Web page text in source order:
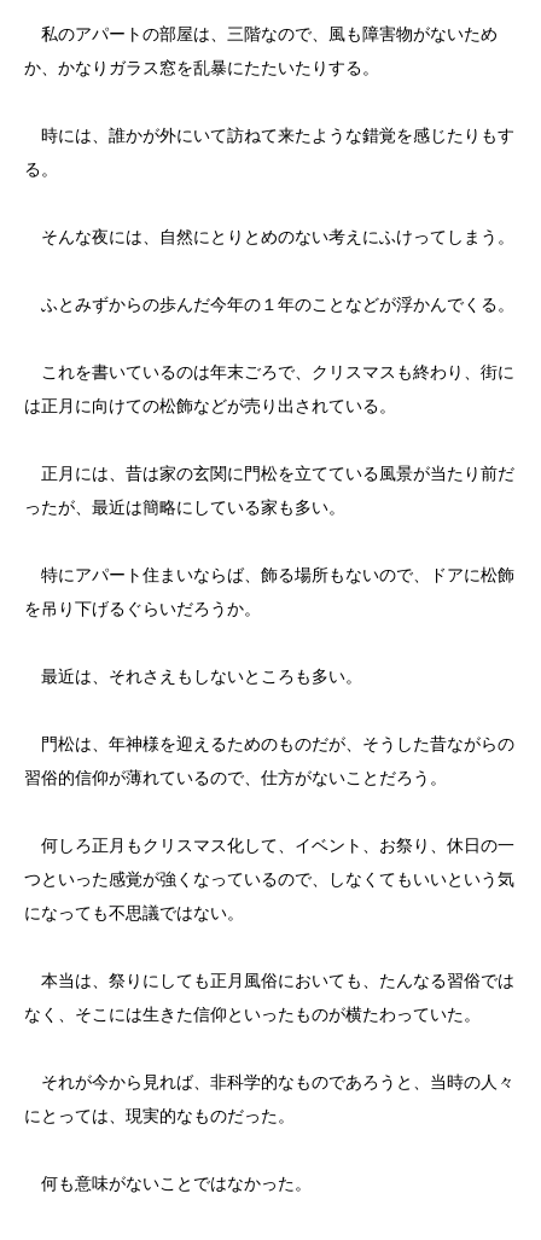
私のアパートの部屋は、三階なので、風も障害物がないため
か、かなりガラス窓を乱暴にたたいたりする。
時には、誰かが外にいて訪ねて来たような錯覚を感じたりもす
る。
そんな夜には、自然にとりとめのない考えにふけってしまう。
ふとみずからの歩んだ今年の１年のことなどが浮かんでくる。
これを書いているのは年末ごろで、クリスマスも終わり、街に
は正月に向けての松飾などが売り出されている。
正月には、昔は家の玄関に門松を立てている風景が当たり前だ
ったが、最近は簡略にしている家も多い。
特にアパート住まいならば、飾る場所もないので、ドアに松飾
を吊り下げるぐらいだろうか。
最近は、それさえもしないところも多い。
門松は、年神様を迎えるためのものだが、そうした昔ながらの
習俗的信仰が薄れているので、仕方がないことだろう。
何しろ正月もクリスマス化して、イベント、お祭り、休日の一
つといった感覚が強くなっているので、しなくてもいいという気
になっても不思議ではない。
本当は、祭りにしても正月風俗においても、たんなる習俗では
なく、そこには生きた信仰といったものが横たわっていた。
それが今から見れば、非科学的なものであろうと、当時の人々
にとっては、現実的なものだった。
何も意味がないことではなかった。